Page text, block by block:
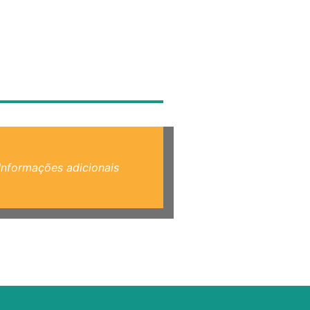
adicionais